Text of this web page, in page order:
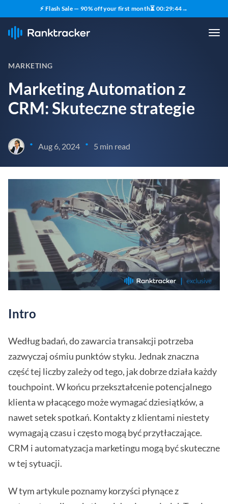
⚡ Flash Sale — 90% off your first month⏳ 00:29:44→
MARKETING
Marketing Automation z
CRM: Skuteczne strategie
• Aug 6, 2024 • 5 min read
Intro
Według badań, do zawarcia transakcji potrzeba
zazwyczaj ośmiu punktów styku. Jednak znaczna
część tej liczby zależy od tego, jak dobrze działa każdy
touchpoint. W końcu przekształcenie potencjalnego
klienta w płacącego może wymagać dziesiątków, a
nawet setek spotkań. Kontakty z klientami niestety
wymagają czasu i często mogą być przytłaczające.
CRM i automatyzacja marketingu mogą być skuteczne
w tej sytuacji.
W tym artykule poznamy korzyści płynące z